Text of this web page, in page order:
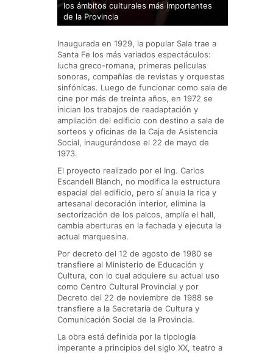
los ámbitos culturales más importantes
de la Provincia
Inaugurada en 1929, la popular Sala trae a
Santa Fe los más variados espectáculos:
lucha greco-romana, primeras películas
sonoras, compañías de revistas y orquestas
sinfónicas. Luego de funcionar como sala de
cine por más de treinta años, en 1972 se
inician los trabajos de readaptación y
ampliación del edificio con destino a sala de
sorteos y oficinas de la Caja de Asistencia
Social, inaugurándose el 22 de mayo de
1973.
El proyecto realizado por el Ing. Carlos
Escandell Blanch, no modifica la estructura
espacial del edificio, pero sí anula la rica y
artesanal decoración interior, elimina la
sectorización de los palcos, amplía el hall,
cambia aberturas en la fachada y ejecuta la
actual marquesina.
Por decreto del 12 de agosto de 1980 se
transfiere al Ministerio de Educación y
Cultura, con lo cual adquiere su actual uso
como Centro Cultural Provincial y por
Decreto del 22 de noviembre de 1988 se
transfiere a la Secretaría de Cultura y
Comunicación Social de la Provincia.
La obra está definida por la tipología
imperante a principios del siglo XX, teatro a